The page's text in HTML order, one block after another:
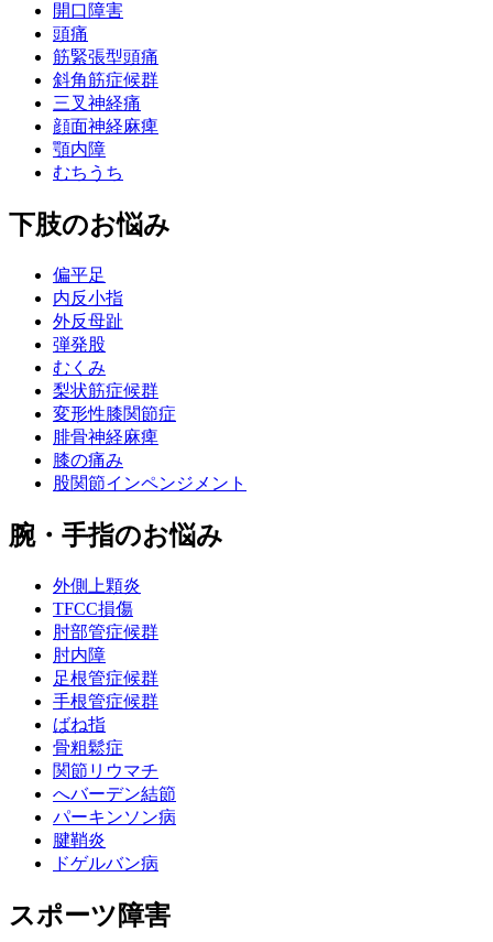
開口障害
頭痛
筋緊張型頭痛
斜角筋症候群
三叉神経痛
顔面神経麻痺
顎内障
むちうち
下肢のお悩み
偏平足
内反小指
外反母趾
弾発股
むくみ
梨状筋症候群
変形性膝関節症
腓骨神経麻痺
膝の痛み
股関節インペンジメント
腕・手指のお悩み
外側上顆炎
TFCC損傷
肘部管症候群
肘内障
足根管症候群
手根管症候群
ばね指
骨粗鬆症
関節リウマチ
へバーデン結節
パーキンソン病
腱鞘炎
ドゲルバン病
スポーツ障害